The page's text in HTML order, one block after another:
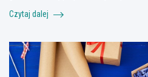
Czytaj dalej